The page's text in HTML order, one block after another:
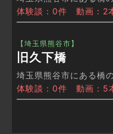
体験談：0件 動画：2
【埼玉県熊谷市】
旧久下橋
埼玉県熊谷市にある橋
体験談：0件 動画：5